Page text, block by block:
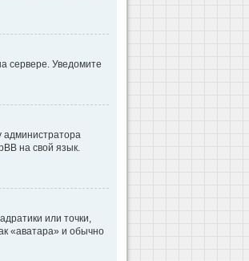
сервере. Уведомите
администратора
на свой язык.
или точки,
«аватара» и обычно